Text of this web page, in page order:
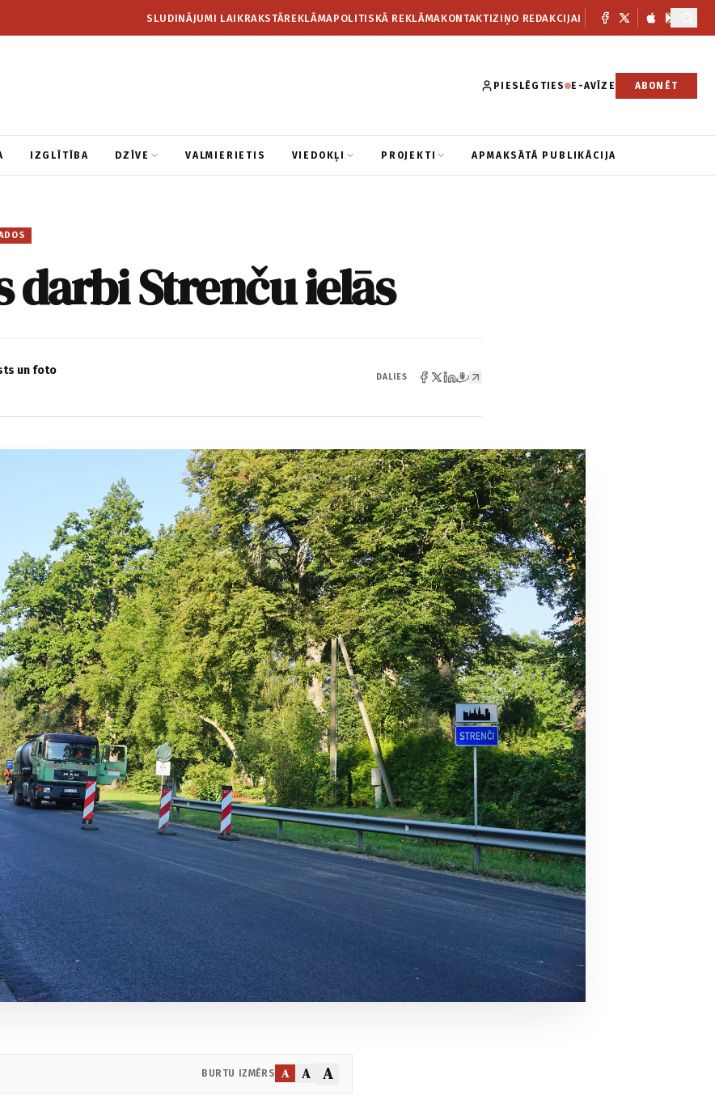
SLUDINĀJUMI LAIKRAKSTĀREKLĀMAPOLITISKĀ REKLĀMAKONTAKTIZIŅO REDAKCIJAI
PIESLĒGTIES E-AVĪZE ABONĒT
IZGLĪTĪBA DZĪVE VALMIERIETIS VIEDOKĻI PROJEKTI APMAKSĀTĀ PUBLIKĀCIJA
darbi Strenču ielās
un foto DALIES
BURTU IZMĒRS A A A